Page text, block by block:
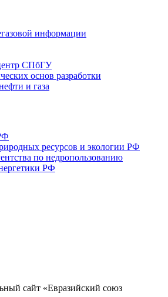
информации
СПбГУ
основ разработки
и газа
ресурсов и экологии РФ
по недропользованию
РФ
сайт «Евразийский союз